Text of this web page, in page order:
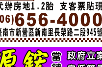
推薦高雄市鳳山區汽機車借款來誠泰當舖
高雄市大順合法當舖【三民區當舖】
高雄當舖-冠昌借款多元服務
高雄當舖-流當大拍賣! iPad2只賣3999元
高雄久大融資公司 - -汽車借款 支票貼現 當舖 支票借款 工商融資 現金週轉 公司工廠借貸